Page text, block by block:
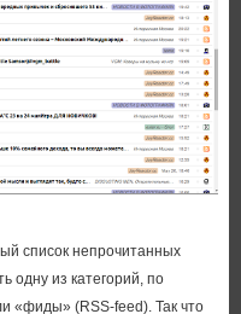
список непрочитанных
одну из категорий, по
«фиды» (RSS-feed). Так что